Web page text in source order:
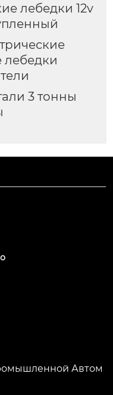
лебедки 12v
лебедки
3 тонны
Автом